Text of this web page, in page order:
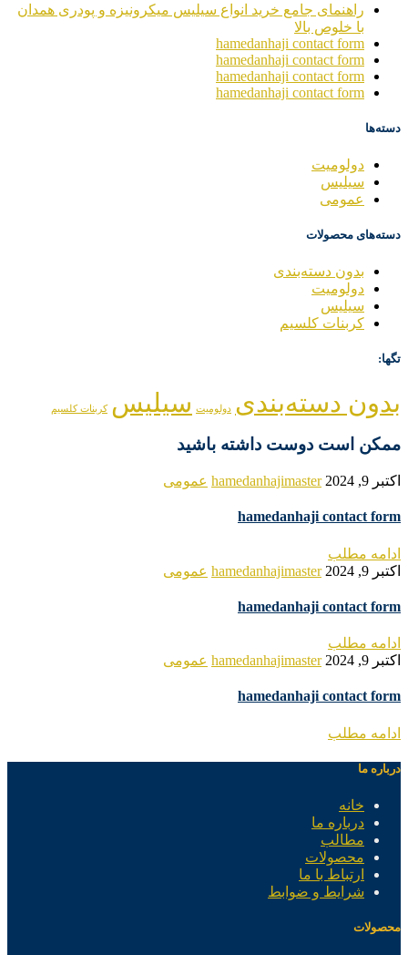
راهنمای جامع خرید انواع سیلیس میکرونیزه و پودری همدان
با خلوص بالا
hamedanhaji contact form
hamedanhaji contact form
hamedanhaji contact form
hamedanhaji contact form
دسته‌ها
دولومیت
سیلیس
عمومی
دسته‌های محصولات
بدون دسته‌بندی
دولومیت
سیلیس
کربنات کلسیم
تگها:
بدون دسته‌بندی دولومیت سیلیس کربنات کلسیم
ممکن است دوست داشته باشید
اکتبر 9, 2024 hamedanhajimaster عمومی
hamedanhaji contact form
ادامه مطلب
اکتبر 9, 2024
hamedanhajimaster عمومی
hamedanhaji contact form
ادامه مطلب
اکتبر 9, 2024
hamedanhajimaster عمومی
hamedanhaji contact form
ادامه مطلب
درباره ما
خانه
درباره ما
مطالب
محصولات
ارتباط با ما
شرایط و ضوابط
محصولات